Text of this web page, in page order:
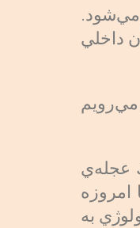
مي‌شود.
داخلي
عجله‌ي
به